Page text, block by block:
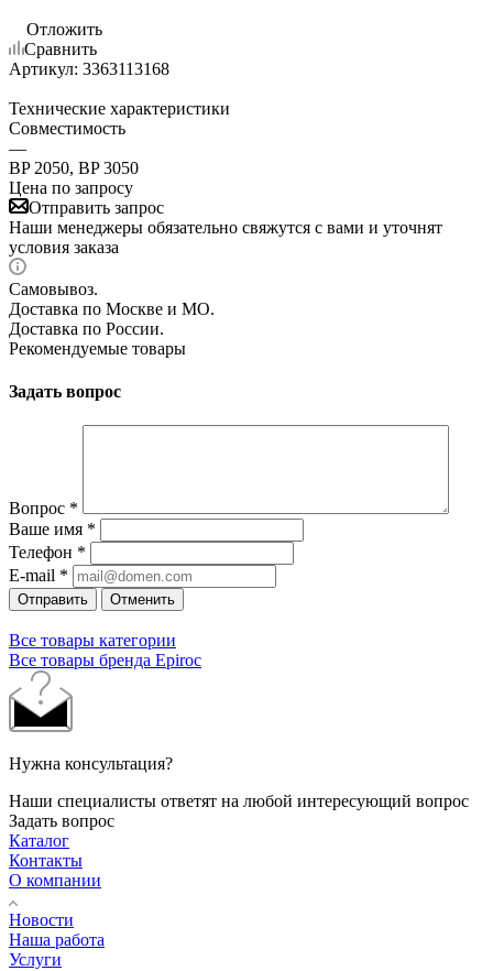
Отложить
Сравнить
Артикул: 3363113168
Технические характеристики
Совместимость
—
BP 2050, BP 3050
Цена по запросу
Отправить запрос
Наши менеджеры обязательно свяжутся с вами и уточнят
условия заказа
Самовывоз.
Доставка по Москве и МО.
Доставка по России.
Рекомендуемые товары
Задать вопрос
Вопрос *
Ваше имя *
Телефон *
E-mail *
Отправить Отменить
Все товары категории
Все товары бренда Epiroc
Нужна консультация?
Наши специалисты ответят на любой интересующий вопрос
Задать вопрос
Каталог
Контакты
О компании
Новости
Наша работа
Услуги